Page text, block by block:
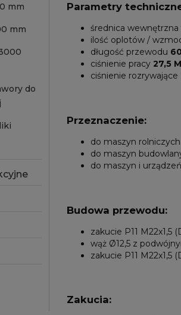
mm
mm
do
Parametry
średnica wewnętrzna
ilość oplotów /
długość przewodu
ciśnienie pracy 27,5
ciśnienie rozrywające
Przeznaczenie:
do maszyn rolniczych
do maszyn
do maszyn i
Budowa przewodu:
zakucie P11 M22x1,5
wąż Ø12,5 z
zakucie P11 M22x1,5
Zakucia: